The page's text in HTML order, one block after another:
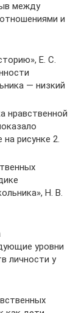
между
и
Е. С.
— низкий
нравственной
рисунке 2.
Н. В.
уровни
личности у